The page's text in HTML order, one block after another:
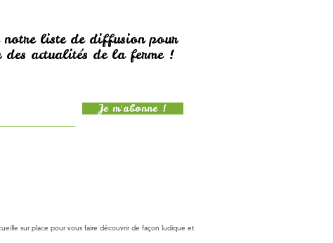
notre liste de diffusion pour
des actualités de la ferme !
Je m'abonne !
sur place pour vous faire découvrir de façon ludique et